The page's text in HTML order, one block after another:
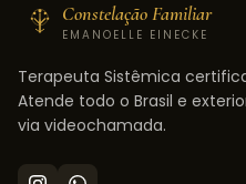
Constelação Familiar
EMANOELLE EINECKE
Terapeuta Sistêmica
Atende todo o Brasil e
via videochamada.